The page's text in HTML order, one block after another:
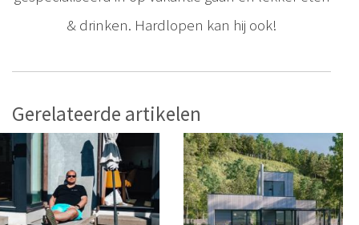
& drinken. Hardlopen kan hij ook!
Gerelateerde artikelen